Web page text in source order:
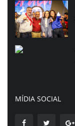
MÍDIA SOCIAL